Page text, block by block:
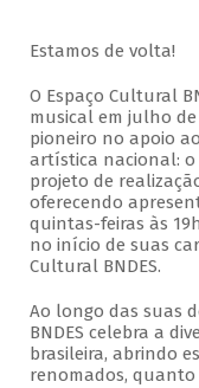
Estamos de volta!
O Espaço Cultural
musical em julho
pioneiro no apoio
artística nacional: o
projeto de
oferecendo
quintas-feiras às
no início de suas
Cultural BNDES.
Ao longo das suas
BNDES celebra a
brasileira, abrindo
renomados,